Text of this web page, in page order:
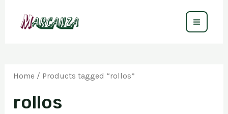
MAIN
Home / Products tagged “rollos”
rollos